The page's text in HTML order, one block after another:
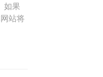
如果
站将